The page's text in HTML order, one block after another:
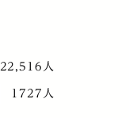
22,516人
1727人